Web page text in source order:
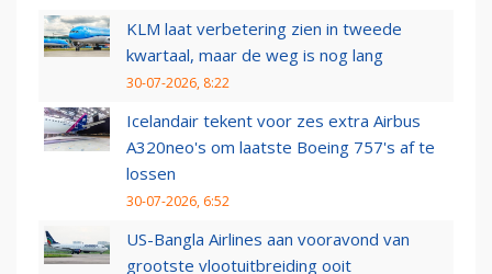
KLM laat verbetering zien in tweede
kwartaal, maar de weg is nog lang
30-07-2026, 8:22
Icelandair tekent voor zes extra Airbus
A320neo's om laatste Boeing 757's af te
lossen
30-07-2026, 6:52
US-Bangla Airlines aan vooravond van
grootste vlootuitbreiding ooit